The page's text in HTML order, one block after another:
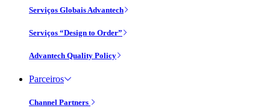
Serviços Globais Advantech
Serviços “Design to Order”
Advantech Quality Policy
Parceiros
Channel Partners